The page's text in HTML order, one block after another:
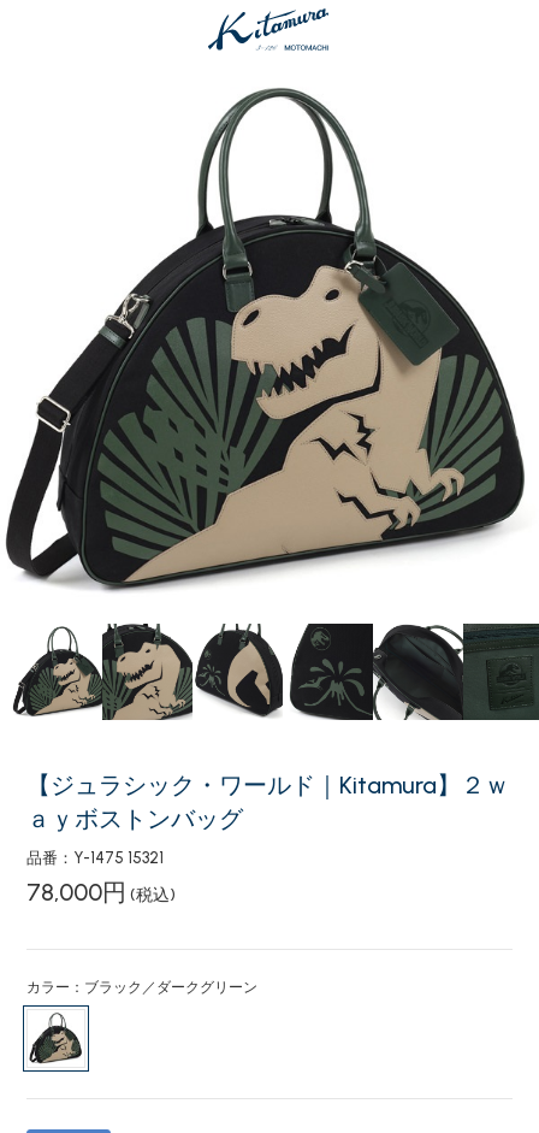
【ジュラシック・ワールド｜Kitamura】２ｗ
ａｙボストンバッグ
品番：Y-1475 15321
78,000円 (税込)
カラー：ブラック／ダークグリーン